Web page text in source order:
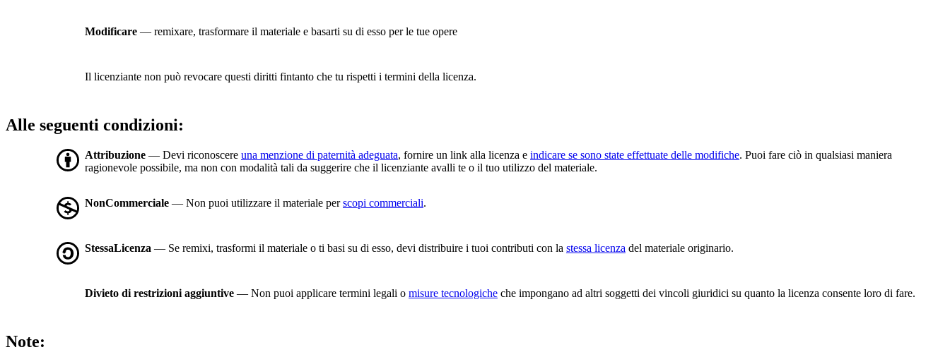
Modificare — remixare, trasformare il materiale e basarti su di esso per le tue opere
Il licenziante non può revocare questi diritti fintanto che tu rispetti i termini della licenza.
Alle seguenti condizioni:
Attribuzione — Devi riconoscere una menzione di paternità adeguata, fornire un link alla licenza e indicare se sono state effettuate delle modifiche. Puoi fare ciò in qualsiasi maniera
ragionevole possibile, ma non con modalità tali da suggerire che il licenziante avalli te o il tuo utilizzo del materiale.
NonCommerciale — Non puoi utilizzare il materiale perscopi commerciali.
StessaLicenza — Se remixi, trasformi il materiale o ti basi su di esso, devi distribuire i tuoi contributi con la stessa licenza del materiale originario.
Divieto di restrizioni aggiuntive — Non puoi applicare termini legali o misure tecnologiche che impongano ad altri soggetti dei vincoli giuridici su quanto la licenza consente loro di fare.
Note: